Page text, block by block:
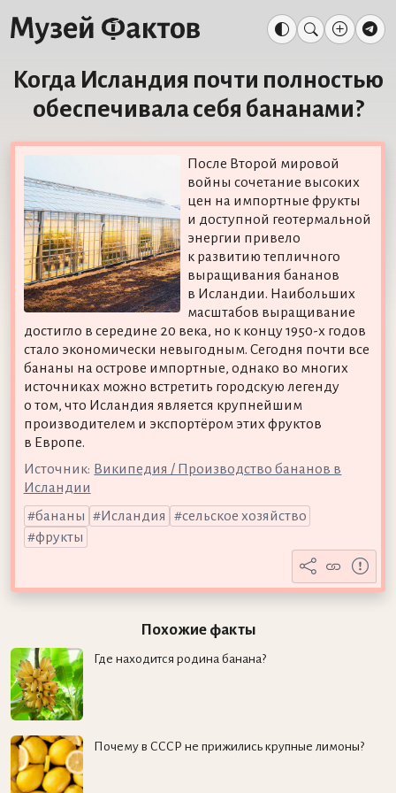
Когда Исландия почти полностью
обеспечивала себя бананами?
После Второй мировой
войны сочетание высоких
цен на импортные фрукты
и доступной геотермальной
энергии привело
к развитию тепличного
выращивания бананов
в Исландии. Наибольших
масштабов выращивание
достигло в середине 20 века, но к концу 1950-х годов
стало экономически невыгодным. Сегодня почти все
бананы на острове импортные, однако во многих
источниках можно встретить городскую легенду
о том, что Исландия является крупнейшим
производителем и экспортёром этих фруктов
в Европе.
Источник: Википедия / Производство бананов в
Исландии
бананы
Исландия
сельское хозяйство
фрукты
Похожие факты
Где находится родина банана?
Почему в СССР не прижились крупные лимоны?